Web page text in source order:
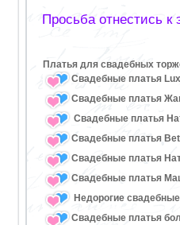
Просьба отнестись
Платья для свадебных
Свадебные платья
Свадебные платья
Свадебные платья
Свадебные платья
Свадебные платья
Свадебные платья
Недорогие
Свадебные платья